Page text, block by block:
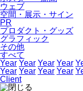
ウェブ
空間・展示・サイン
PR
プロダクト・グッズ
グラフィック
その他
すべて
Year Year Year Year
Year Year Year Year
Client